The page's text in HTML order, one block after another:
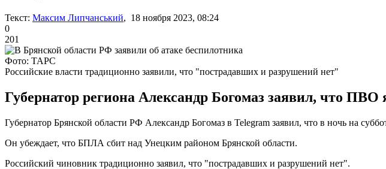
Текст: Максим Липчанський, 18 ноября 2023, 08:24
0
201
Фото: ТАРС
Российские власти традиционно заявили, что "пострадавших и разрушений нет"
Губернатор региона Александр Богомаз заявил, что
Губернатор Брянской области РФ Александр Богомаз в Telegram заявил, что в ночь на
Он убеждает, что БПЛА сбит над Унецким районом Брянской области.
Российский чиновник традиционно заявил, что "пострадавших и разрушений нет".